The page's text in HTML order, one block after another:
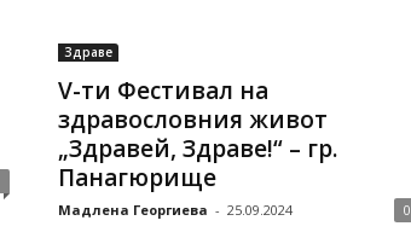
Здраве
V-ти Фестивал на
здравословния живот
„Здравей, Здраве!“ – гр.
Панагюрище
Мадлена Георгиева - 25.09.2024 0